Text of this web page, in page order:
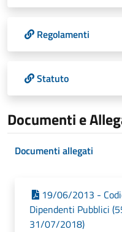
Regolamenti
Statuto
Documenti e
Documenti allegati
19/06/2013 -
Dipendenti Pubblici
31/07/2018)